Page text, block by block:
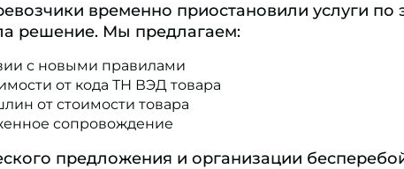
временно приостановили услуги по
решение. Мы предлагаем:
с новыми правилами
от кода ТН ВЭД товара
от стоимости товара
сопровождение
предложения и организации